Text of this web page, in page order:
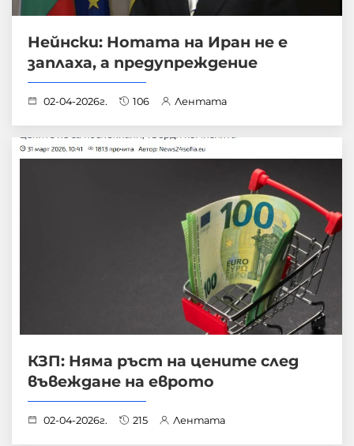
Нейнски: Нотата на Иран не е
заплаха, а предупреждение
02-04-2026г. 106 Лентата
КЗП: Няма ръст на цените след
въвеждане на еврото
02-04-2026г. 215 Лентата